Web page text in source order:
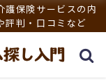
護保険サービスの内
評判・口コミなど